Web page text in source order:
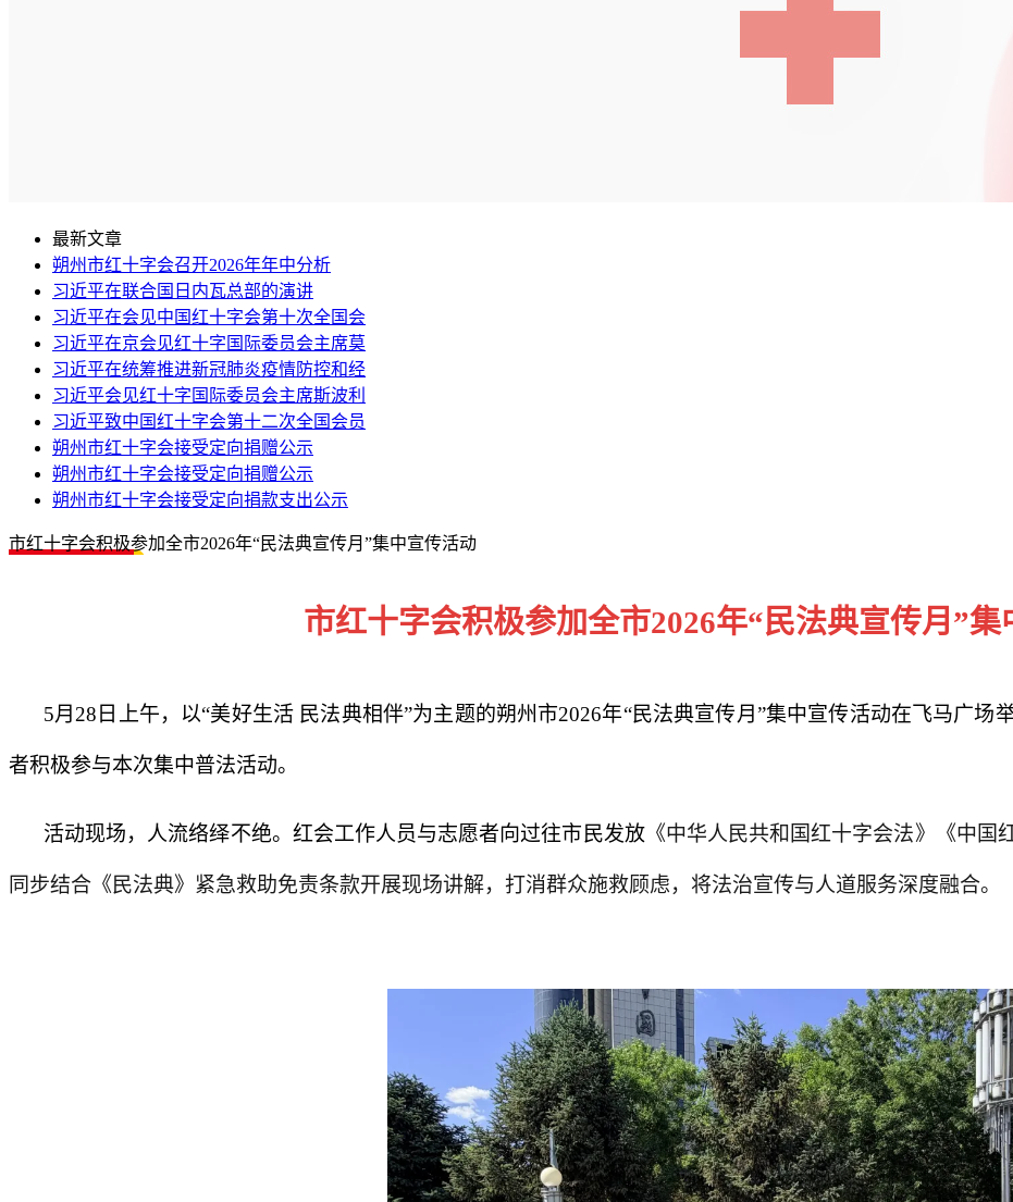
最新文章
朔州市红十字会召开2026年年中分析
习近平在联合国日内瓦总部的演讲
习近平在会见中国红十字会第十次全国会
习近平在京会见红十字国际委员会主席莫
习近平在统筹推进新冠肺炎疫情防控和经
习近平会见红十字国际委员会主席斯波利
习近平致中国红十字会第十二次全国会员
朔州市红十字会接受定向捐赠公示
朔州市红十字会接受定向捐赠公示
朔州市红十字会接受定向捐款支出公示
市红十字会积极参加全市2026年“民法典宣传月”集中宣传活动
市红十字会积极参加全市2026年“民法典宣传月”集
5月28日上午，以“美好生活 民法典相伴”为主题的朔州市2026年“民法典宣传月”集中宣传活动在飞马广
者积极参与本次集中普法活动。
活动现场，人流络绎不绝。红会工作人员与志愿者向过往市民发放《中华人民共和国红十字会法》《中国
同步结合《民法典》紧急救助免责条款开展现场讲解，打消群众施救顾虑，将法治宣传与人道服务深度融合。